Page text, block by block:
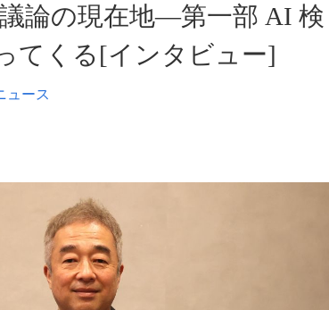
論の現在地―第一部 AI 検
てくる[インタビュー]
ュース